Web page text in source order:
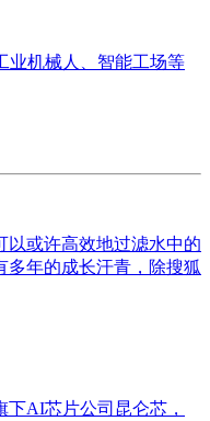
业机械人、智能工场等
以或许高效地过滤水中的
多年的成长汗青，除搜狐
AI芯片公司昆仑芯，